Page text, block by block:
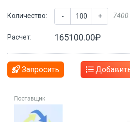
Количество: - + 7400
Расчет: 165100.00₽
Запросить
Поставщик